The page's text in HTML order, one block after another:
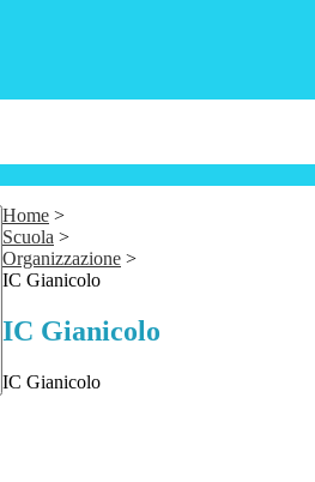
Home >
Scuola >
Organizzazione >
IC Gianicolo
IC Gianicolo
IC Gianicolo